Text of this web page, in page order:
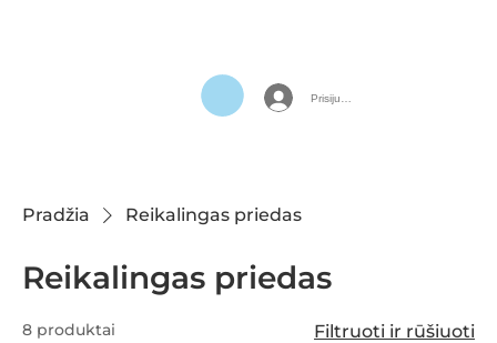
Prisijungti
Pradžia Reikalingas priedas
Reikalingas priedas
8 produktai Filtruoti ir rūšiuoti